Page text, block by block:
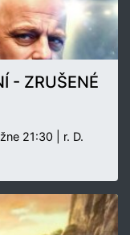
- ZRUŠENÉ
21:30 | r. D.